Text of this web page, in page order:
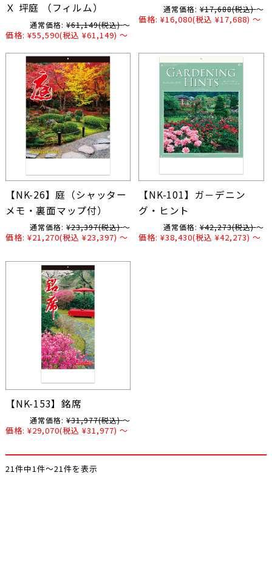
Ｘ 坪庭 （フィルム）
通常価格: ¥61,149(税込) ～
価格: ¥55,590(税込 ¥61,149) ～
通常価格: ¥17,688(税込) ～
価格: ¥16,080(税込 ¥17,688) ～
【NK-26】庭（シャッター
メモ・裏面マップ付）
通常価格: ¥23,397(税込) ～
価格: ¥21,270(税込 ¥23,397) ～
【NK-101】ガ－デニン
グ・ヒント
通常価格: ¥42,273(税込) ～
価格: ¥38,430(税込 ¥42,273) ～
【NK-153】銘席
通常価格: ¥31,977(税込) ～
価格: ¥29,070(税込 ¥31,977) ～
21件中1件～21件を表示